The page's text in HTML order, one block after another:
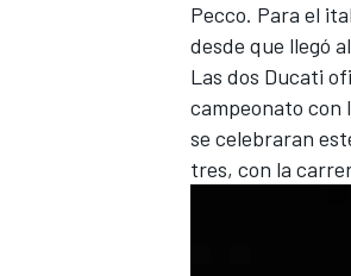
Pecco. Para el
desde que llegó
Las dos Ducati
campeonato con
se celebraran
tres, con la